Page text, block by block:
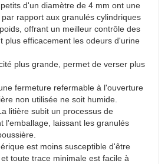
d'un diamètre de 4 mm ont une
rapport aux granulés cylindriques
offrant un meilleur contrôle des
plus efficacement les odeurs d'urine
plus grande, permet de verser plus
fermeture refermable à l'ouverture
non utilisée ne soit humide.
litière subit un processus de
l'emballage, laissant les granulés
est moins susceptible d'être
toute trace minimale est facile à